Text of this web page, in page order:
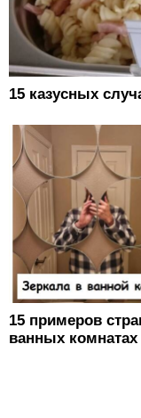
15 казусных
15 примеров
ванных комнатах